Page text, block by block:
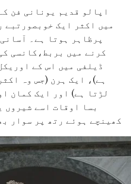
اپالو قدیم یونانی فن
میں اکثر ایک خوبصورتبے
پرظاہر ہوتا ہے۔
کرنے میں بربط،کانسی
ڈیلفی میں اس کے
ہے)، ایک ہرن (جس وہ
لڑتا ہے) اور ایک کمان
بسا اوقات اسے شیروں
کھینچے ہوئے رتھ پر سوار